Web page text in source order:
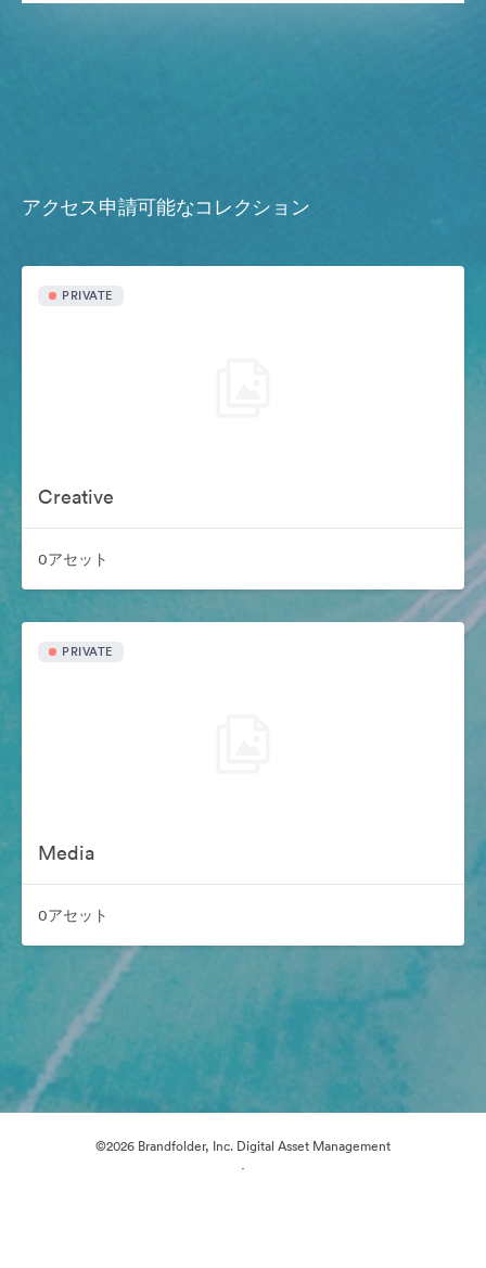
アクセス申請可能なコレクション
PRIVATE
Creative
0アセット
PRIVATE
Media
0アセット
©2026 Brandfolder, Inc. Digital Asset Management
·